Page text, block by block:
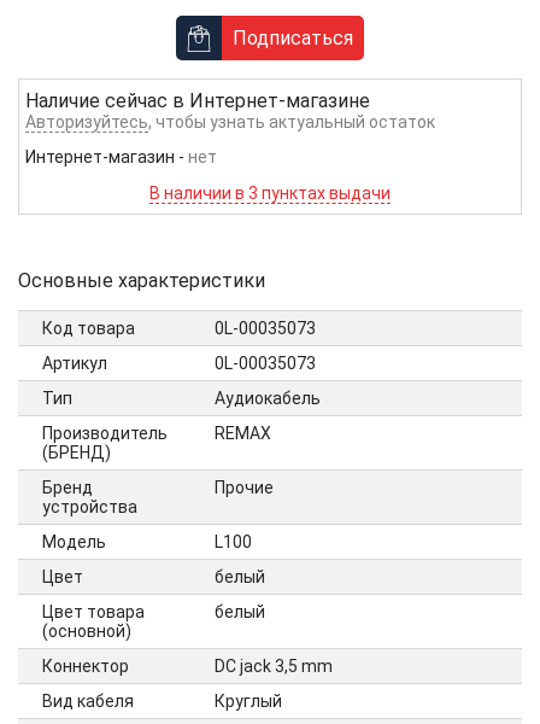
Подписаться
Наличие сейчас в Интернет-магазине
Авторизуйтесь, чтобы узнать актуальный остаток
Интернет-магазин - нет
В наличии в 3 пунктах выдачи
Основные характеристики
Код товара
0L-00035073
Артикул
0L-00035073
Тип
Аудиокабель
Производитель
(БРЕНД)
REMAX
Бренд
устройства
Прочие
Модель
L100
Цвет
белый
Цвет товара
(основной)
белый
Коннектор
DC jack 3,5 mm
Вид кабеля
Круглый